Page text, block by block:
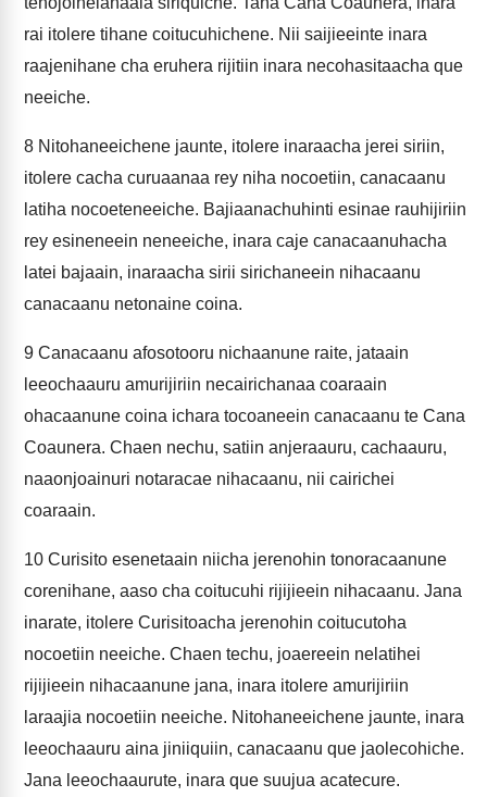
rai itolere tihane coitucuhichene. Nii saijieeinte inara
raajenihane cha eruhera rijitiin inara necohasitaacha que
neeiche.
8 Nitohaneeichene jaunte, itolere inaraacha jerei siriin,
itolere cacha curuaanaa rey niha nocoetiin, canacaanu
latiha nocoeteneeiche. Bajiaanachuhinti esinae rauhijiriin
rey esineneein neneeiche, inara caje canacaanuhacha
latei bajaain, inaraacha sirii sirichaneein nihacaanu
canacaanu netonaine coina.
9 Canacaanu afosotooru nichaanune raite, jataain
leeochaauru amurijiriin necairichanaa coaraain
ohacaanune coina ichara tocoaneein canacaanu te Cana
Coaunera. Chaen nechu, satiin anjeraauru, cachaauru,
naaonjoainuri notaracae nihacaanu, nii cairichei
coaraain.
10 Curisito esenetaain niicha jerenohin tonoracaanune
corenihane, aaso cha coitucuhi rijijieein nihacaanu. Jana
inarate, itolere Curisitoacha jerenohin coitucutoha
nocoetiin neeiche. Chaen techu, joaereein nelatihei
rijijieein nihacaanune jana, inara itolere amurijiriin
laraajia nocoetiin neeiche. Nitohaneeichene jaunte, inara
leeochaauru aina jiniiquiin, canacaanu que jaolecohiche.
Jana leeochaaurute, inara que suujua acatecure.